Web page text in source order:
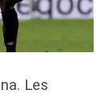
Les